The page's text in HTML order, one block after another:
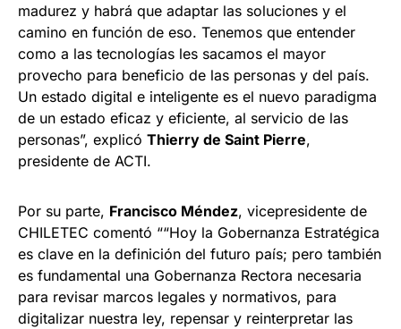
madurez y habrá que adaptar las soluciones y el
camino en función de eso. Tenemos que entender
como a las tecnologías les sacamos el mayor
provecho para beneficio de las personas y del país.
Un estado digital e inteligente es el nuevo paradigma
de un estado eficaz y eficiente, al servicio de las
personas”, explicó Thierry de Saint Pierre,
presidente de ACTI.
Por su parte, Francisco Méndez, vicepresidente de
CHILETEC comentó ““Hoy la Gobernanza Estratégica
es clave en la definición del futuro país; pero también
es fundamental una Gobernanza Rectora necesaria
para revisar marcos legales y normativos, para
digitalizar nuestra ley, repensar y reinterpretar las